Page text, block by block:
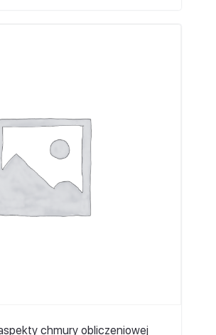
chmury obliczeniowej